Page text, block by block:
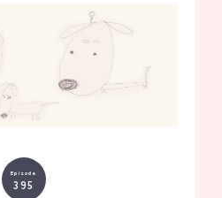
Episode
395